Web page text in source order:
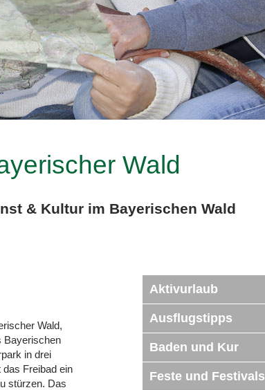
Wald
& Kultur im Bayerischen Wald
Wald,
Bayerischen
in drei
Freibad ein
stürzen. Das
Aktivurlaub
Ausflugstipps
Baden und Kur
Feste und Festivals